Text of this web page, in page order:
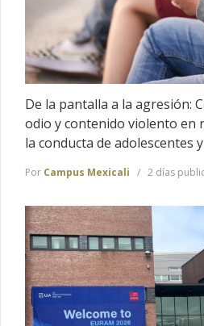
De la pantalla a la agresión:
odio y contenido violento en
la conducta de adolescentes
Por Campus Mexicali 2 días